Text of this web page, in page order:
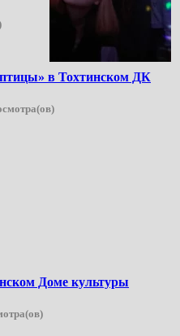
в Тохтинском ДК
Доме культуры